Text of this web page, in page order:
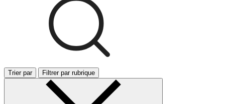
Trier par Filtrer par rubrique